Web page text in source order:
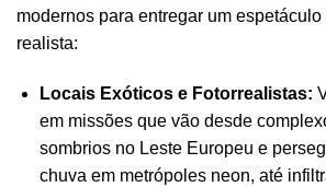
modernos para entregar um espetáculo
realista:
Locais Exóticos e Fotorrealistas:
em missões que vão desde
sombrios no Leste Europeu e
chuva em metrópoles neon, até